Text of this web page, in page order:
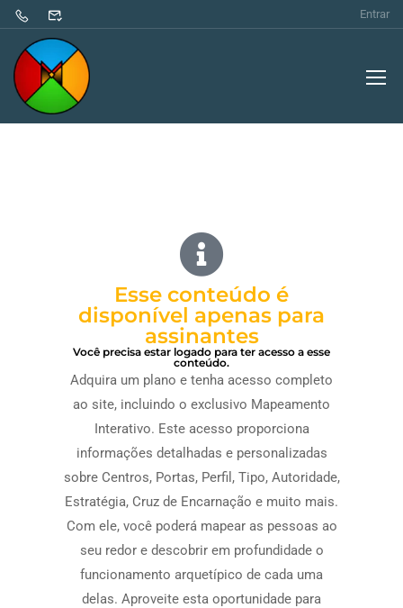
Entrar
Esse conteúdo é
disponível apenas para
assinantes
Você precisa estar logado para ter acesso a esse
conteúdo.
Adquira um plano e tenha acesso completo
ao site, incluindo o exclusivo Mapeamento
Interativo. Este acesso proporciona
informações detalhadas e personalizadas
sobre Centros, Portas, Perfil, Tipo, Autoridade,
Estratégia, Cruz de Encarnação e muito mais.
Com ele, você poderá mapear as pessoas ao
seu redor e descobrir em profundidade o
funcionamento arquetípico de cada uma
delas. Aproveite esta oportunidade para